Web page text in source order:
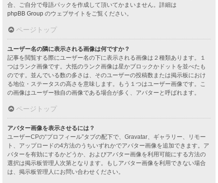
合、ご自分で母語パックを作成して頂いてかまいません。詳細は
phpBB Group のウェブサイトをご覧ください。
ページトップ
ユーザー名の隣に表示される画像は何ですか？
記事を閲覧する際にユーザー名の下に表示される画像は２種類あります。１
つはランク画像です。大抵のランク画像は星かブロックかドットを並べたも
のです。並んでいる数の多さは、そのユーザーの投稿数または掲示板におけ
る地位・ステータスの高さを意味します。もう１つはユーザー画像です。こ
の画像はユーザー独自の画像である場合が多く、アバターと呼ばれます。
ページトップ
アバター画像を表示させるには？
ユーザーCPの“プロフィール”タブの配下で、Gravatar、ギャラリー、リモー
ト、アップロードの4方法のうちいずれかでアバター画像を追加できます。ア
バターを有効にするかどうか、およびアバター画像を利用可能にする方法の
選択は掲示板管理人次第となります。もしアバター画像を利用できない場合
は、掲示板管理人にお問い合わせください。